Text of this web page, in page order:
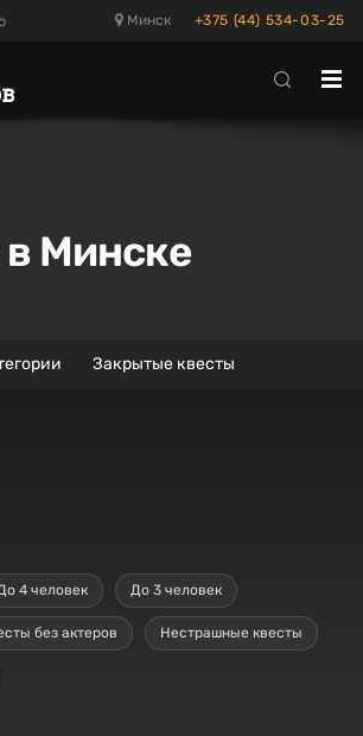
Минск +375 (44) 534-03-25
в Минске
Закрытые квесты
4 человек До 3 человек
без актеров Нестрашные квесты